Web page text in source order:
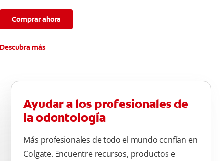
semanas.
**Causados por bacterias.
Comprar ahora
Descubra más
Ayudar a los profesionales de
la odontología
Más profesionales de todo el mundo confían en
Colgate. Encuentre recursos, productos e